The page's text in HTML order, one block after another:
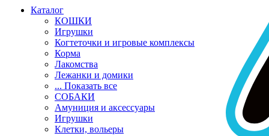
Каталог
КОШКИ
Игрушки
Когтеточки и игровые комплексы
Корма
Лакомства
Лежанки и домики
... Показать все
СОБАКИ
Амуниция и аксессуары
Игрушки
Клетки, вольеры